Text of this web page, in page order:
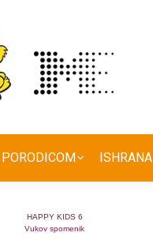
ISHRANA
HAPPY KIDS 6
Vukov spomenik